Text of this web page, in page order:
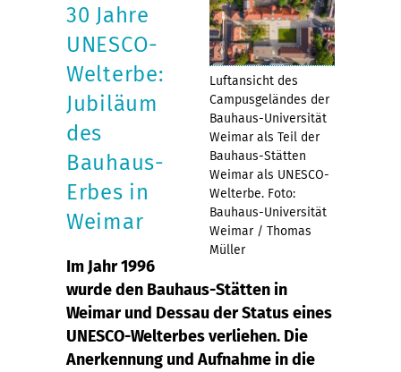
Luftansicht des
Campusgeländes der
Bauhaus-Universität
Weimar als Teil der
Bauhaus-Stätten
Weimar als UNESCO-
Welterbe. Foto:
Bauhaus-Universität
Weimar / Thomas
Müller
30 Jahre
UNESCO-
Welterbe:
Jubiläum
des
Bauhaus-
Erbes in
Weimar
Im Jahr 1996
wurde den Bauhaus-Stätten in
Weimar und Dessau der Status eines
UNESCO-Welterbes verliehen. Die
Anerkennung und Aufnahme in die